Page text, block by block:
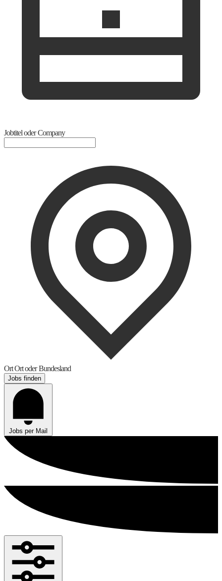
Jobtitel oder Company
OrtOrt oder Bundesland
Jobs finden
Jobs per Mail